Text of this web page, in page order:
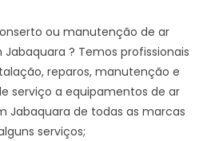
ou manutenção de ar
? Temos profissionais
reparos, manutenção e
serviço a equipamentos de ar
Jabaquara de todas as marcas
serviços;